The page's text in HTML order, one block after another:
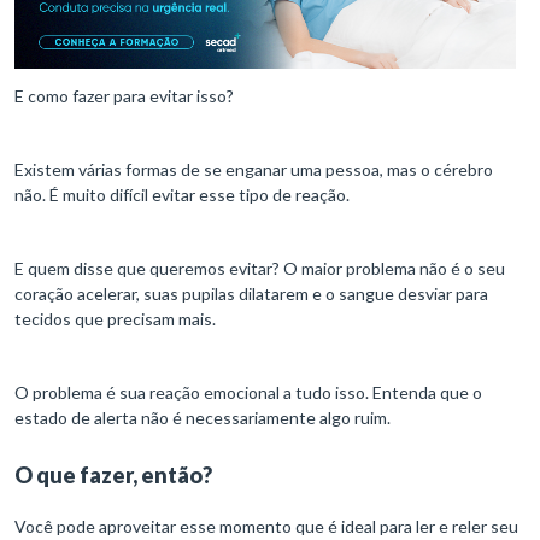
E como fazer para evitar isso?
Existem várias formas de se enganar uma pessoa, mas o cérebro
não. É muito difícil evitar esse tipo de reação.
E quem disse que queremos evitar? O maior problema não é o seu
coração acelerar, suas pupilas dilatarem e o sangue desviar para
tecidos que precisam mais.
O problema é sua reação emocional a tudo isso. Entenda que o
estado de alerta não é necessariamente algo ruim.
O que fazer, então?
Você pode aproveitar esse momento que é ideal para ler e reler seu